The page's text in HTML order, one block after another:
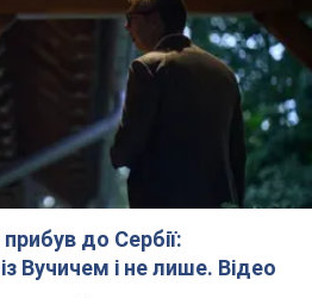
до Сербії:
Вучичем і не лише. Відео